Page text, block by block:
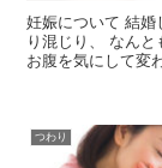
妊娠について 結婚して赤ちゃんが出来て、嬉しいのと不安なのが入
り混じり、 なんとも言えない気持ちになりました。 でも、妊娠中は
お腹を気にして変
つわり